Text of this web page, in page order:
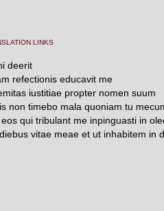
LINKS
deerit
refectionis educavit me
iustitiae propter nomen suum
non timebo mala quoniam tu
qui tribulant me inpinguasti in
vitae meae et ut inhabitem in